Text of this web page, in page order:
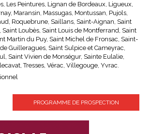
Les Peintures, Lignan de Bordeaux, Ligueux,
Maransin, Massugas, Montussan, Pujols,
Roquebrune, Saillans, Saint-Aignan, Saint
Loubès, Saint Louis de Montferrand, Saint
Martin du Puy, Saint Michel de Fronsac, Saint-
Guilleragues, Saint Sulpice et Cameyrac,
Saint Vivien de Monségur, Sainte Eulalie,
Tresses, Vérac, Villegouge, Yvrac.
PROGRAMME DE PROSPECTION